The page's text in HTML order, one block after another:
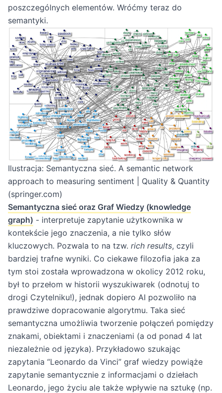
poszczególnych elementów. Wróćmy teraz do
semantyki.
Ilustracja: Semantyczna sieć. A semantic network
approach to measuring sentiment | Quality & Quantity
(springer.com)
Semantyczna sieć oraz Graf Wiedzy (knowledge
graph) - interpretuje zapytanie użytkownika w
kontekście jego znaczenia, a nie tylko słów
kluczowych. Pozwala to na tzw. rich results, czyli
bardziej trafne wyniki. Co ciekawe filozofia jaka za
tym stoi została wprowadzona w okolicy 2012 roku,
był to przełom w historii wyszukiwarek (odnotuj to
drogi Czytelniku!), jednak dopiero AI pozwoliło na
prawdziwe dopracowanie algorytmu. Taka sieć
semantyczna umożliwia tworzenie połączeń pomiędzy
znakami, obiektami i znaczeniami (a od ponad 4 lat
niezależnie od języka). Przykładowo szukając
zapytania “Leonardo da Vinci” graf wiedzy powiąże
zapytanie semantycznie z informacjami o dziełach
Leonardo, jego życiu ale także wpływie na sztukę (np.